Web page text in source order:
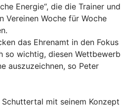
Energie“, die die Trainer und
Vereinen Woche für Woche
das Ehrenamt in den Fokus
so wichtig, diesen Wettbewerb
auszuzeichnen, so Peter
mit seinem Konzept